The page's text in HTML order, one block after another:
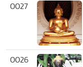
0027
0026